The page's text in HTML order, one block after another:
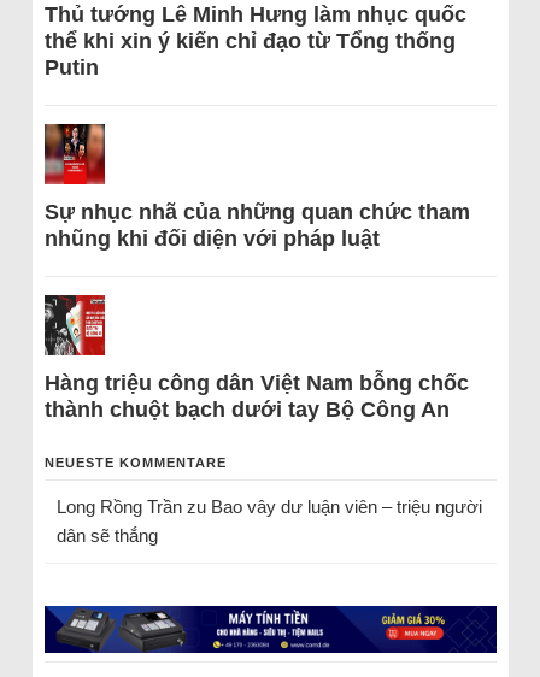
Thủ tướng Lê Minh Hưng làm nhục quốc
thể khi xin ý kiến chỉ đạo từ Tổng thống
Putin
Sự nhục nhã của những quan chức tham
nhũng khi đối diện với pháp luật
Hàng triệu công dân Việt Nam bỗng chốc
thành chuột bạch dưới tay Bộ Công An
NEUESTE KOMMENTARE
Long Rồng Trầnzu Bao vây dư luận viên – triệu người
dân sẽ thắng